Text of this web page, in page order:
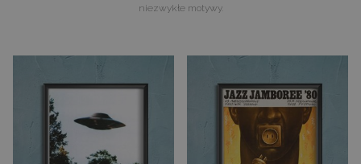
niezwykłe motywy.